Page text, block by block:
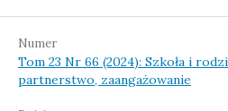
Numer
Tom 23 Nr 66 (2024): Szkoła i
partnerstwo, zaangażowanie